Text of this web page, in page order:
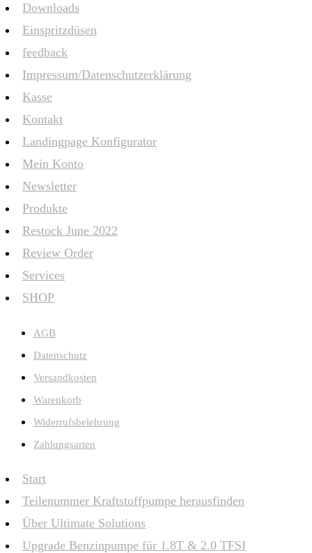
Downloads
Einspritzdüsen
feedback
Impressum/Datenschutzerklärung
Kasse
Kontakt
Landingpage Konfigurator
Mein Konto
Newsletter
Produkte
Restock June 2022
Review Order
Services
SHOP
AGB
Datenschutz
Versandkosten
Warenkorb
Widerrufsbelehrung
Zahlungsarten
Start
Teilenummer Kraftstoffpumpe herausfinden
Über Ultimate Solutions
Upgrade Benzinpumpe für 1.8T & 2.0 TFSI